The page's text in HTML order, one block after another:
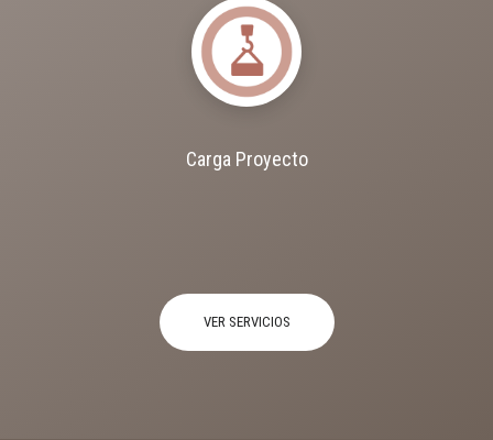
Carga Proyecto
VER SERVICIOS